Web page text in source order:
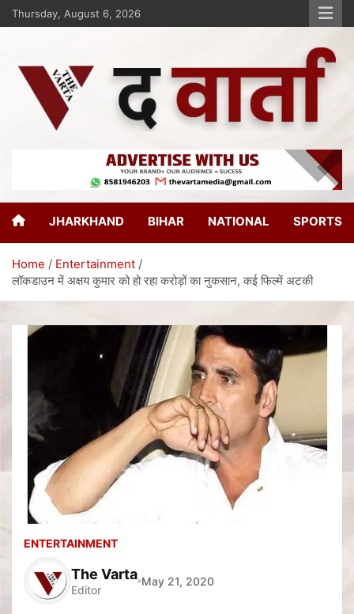
Thursday, August 6, 2026
The Varta
JHARKHAND BIHAR NATIONAL SPORTS
Home
Entertainment
लॉकडाउन में अक्षय कुमार को हो रहा करोड़ों का नुकसान, कई फिल्में अटकी
ENTERTAINMENT
The Varta
Editor
May 21, 2020